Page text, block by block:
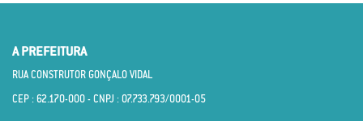
A PREFEITURA
RUA CONSTRUTOR GONÇALO VIDAL
CEP : 62.170­-000 - CNPJ : 07.733.793/0001­-05